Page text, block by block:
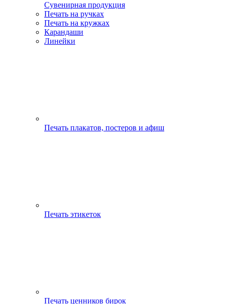
Сувенирная продукция
Печать на ручках
Печать на кружках
Карандаши
Линейки
Печать плакатов, постеров и афиш
Печать этикеток
Печать ценников бирок